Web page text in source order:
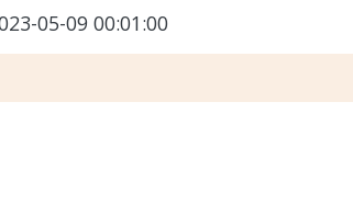
05-09 00:01:00